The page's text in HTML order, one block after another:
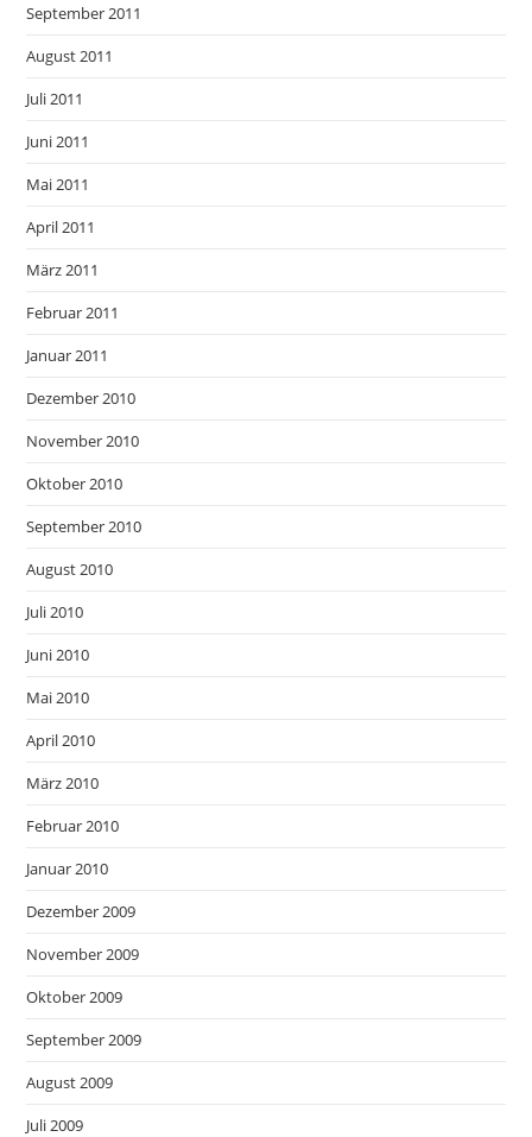
September 2011
August 2011
Juli 2011
Juni 2011
Mai 2011
April 2011
März 2011
Februar 2011
Januar 2011
Dezember 2010
November 2010
Oktober 2010
September 2010
August 2010
Juli 2010
Juni 2010
Mai 2010
April 2010
März 2010
Februar 2010
Januar 2010
Dezember 2009
November 2009
Oktober 2009
September 2009
August 2009
Juli 2009